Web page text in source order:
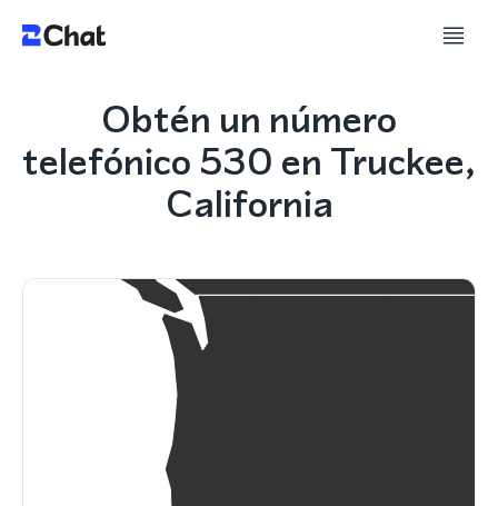
Obtén un número
telefónico 530 en Truckee,
California